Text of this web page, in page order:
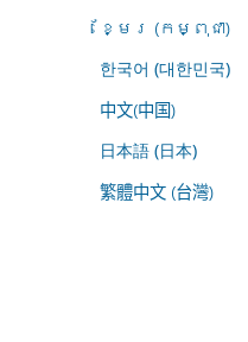
ខ្មែរ (កម្ពុជា)
한국어 (대한민국)
中文(中国)
日本語 (日本)
繁體中文 (台灣)